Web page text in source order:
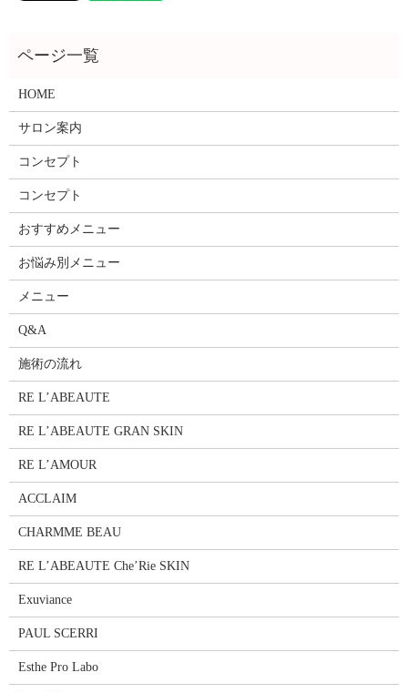
HOME
サロン案内
コンセプト
コンセプト
おすすめメニュー
お悩み別メニュー
メニュー
Q&A
施術の流れ
RE L’ABEAUTE
RE L’ABEAUTE GRAN SKIN
RE L’AMOUR
ACCLAIM
CHARMME BEAU
RE L’ABEAUTE Che’Rie SKIN
Exuviance
PAUL SCERRI
Esthe Pro Labo